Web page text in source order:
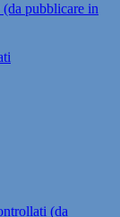
pubblicare in
(da